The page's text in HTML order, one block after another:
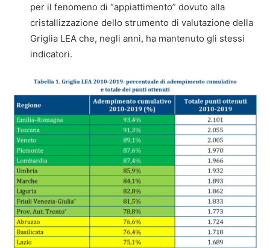
per il fenomeno di “appiattimento” dovuto alla
cristallizzazione dello strumento di valutazione della
Griglia LEA che, negli anni, ha mantenuto gli stessi
indicatori.